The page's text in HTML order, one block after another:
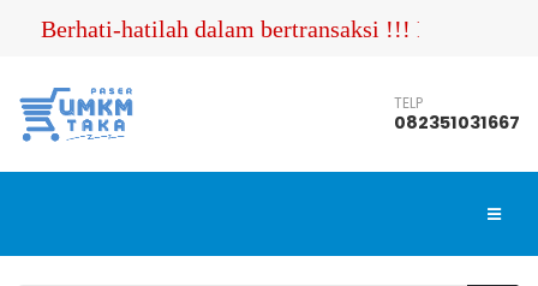
Berhati-hatilah dalam bertransaksi !!! Pastikan
TELP
082351031667